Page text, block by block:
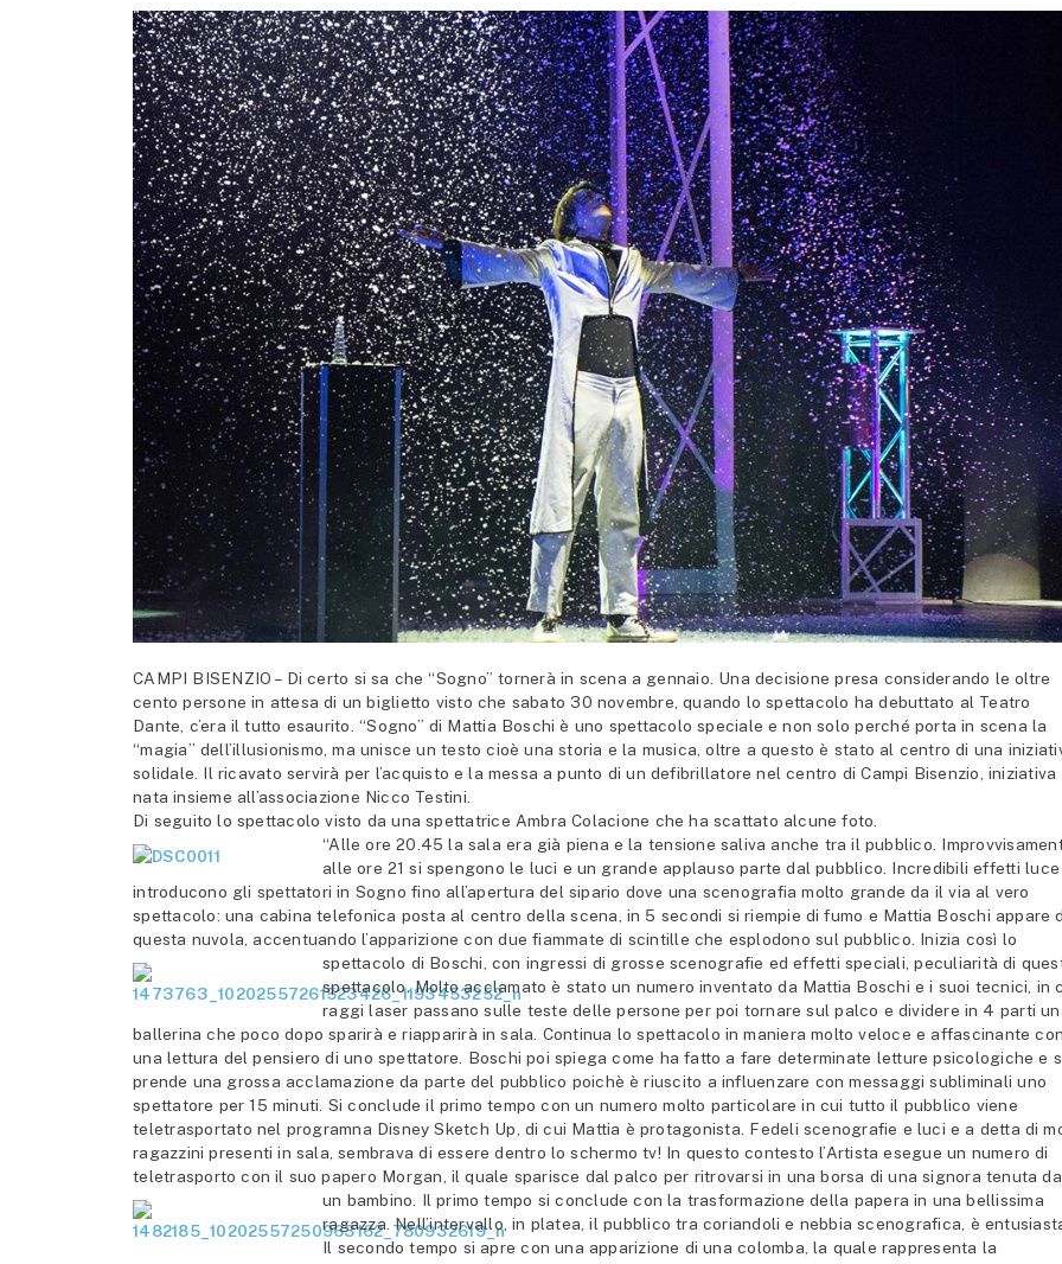
CAMPI BISENZIO – Di certo si sa che “Sogno” tornerà in scena a gennaio. Una decisione presa considerando le oltre
cento persone in attesa di un biglietto visto che sabato 30 novembre, quando lo spettacolo ha debuttato al Teatro
Dante, c’era il tutto esaurito. “Sogno” di Mattia Boschi è uno spettacolo speciale e non solo perché porta in scena la
“magia” dell’illusionismo, ma unisce un testo cioè una storia e la musica, oltre a questo è stato al centro di una
solidale. Il ricavato servirà per l’acquisto e la messa a punto di un defibrillatore nel centro di Campi Bisenzio, iniziativa
nata insieme all’associazione Nicco Testini.
Di seguito lo spettacolo visto da una spettatrice Ambra Colacione che ha scattato alcune foto.
“Alle ore 20.45 la sala era già piena e la tensione saliva anche tra il pubblico.
alle ore 21 si spengono le luci e un grande applauso parte dal pubblico. Incredibili effetti luce
introducono gli spettatori in Sogno fino all’apertura del sipario dove una scenografia molto grande da il via al vero
spettacolo: una cabina telefonica posta al centro della scena, in 5 secondi si riempie di fumo e Mattia Boschi appare
questa nuvola, accentuando l’apparizione con due fiammate di scintille che esplodono sul pubblico. Inizia così lo
spettacolo di Boschi, con ingressi di grosse scenografie ed effetti speciali, peculiarità di
spettacolo. Molto acclamato è stato un numero inventato da Mattia Boschi e i suoi tecnici, in
raggi laser passano sulle teste delle persone per poi tornare sul palco e dividere in 4 parti
ballerina che poco dopo sparirà e riapparirà in sala. Continua lo spettacolo in maniera molto veloce e affascinante con
una lettura del pensiero di uno spettatore. Boschi poi spiega come ha fatto a fare determinate letture psicologiche e
prende una grossa acclamazione da parte del pubblico poichè è riuscito a influenzare con messaggi subliminali uno
spettatore per 15 minuti. Si conclude il primo tempo con un numero molto particolare in cui tutto il pubblico viene
teletrasportato nel programna Disney Sketch Up, di cui Mattia è protagonista. Fedeli scenografie e luci e a detta di
ragazzini presenti in sala, sembrava di essere dentro lo schermo tv! In questo contesto l’Artista esegue un numero di
teletrasporto con il suo papero Morgan, il quale sparisce dal palco per ritrovarsi in una borsa di una signora tenuta da
un bambino. Il primo tempo si conclude con la trasformazione della papera in unabellissima
ragazza. Nell’intervallo, in platea, il pubblico tra coriandoli e nebbia scenografica, è
Il secondo tempo si apre con una apparizione di una colomba, la quale rappresenta la